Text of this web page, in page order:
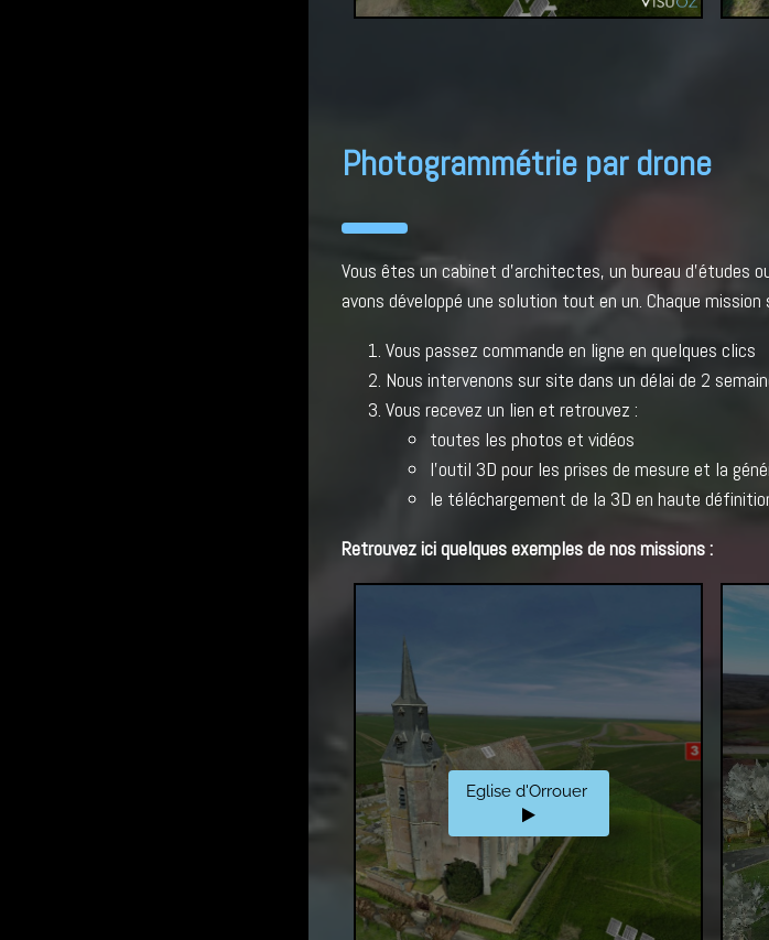
Photogrammétrie par drone
Vous êtes un cabinet d'architectes, un bureau d'études
avons développé une solution tout en un. Chaque
Vous passez commande en ligne en quelques clics
Nous intervenons sur site dans un délai de 2
Vous recevez un lien et retrouvez :
toutes les photos et vidéos
l'outil 3D pour les prises de mesure et la
le téléchargement de la 3D en haute
Retrouvez ici quelques exemples de nos missions :